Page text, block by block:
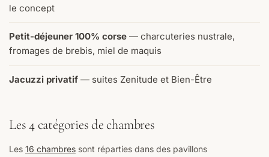
le concept
Petit-déjeuner 100% corse — charcuteries nustrale,
fromages de brebis, miel de maquis
Jacuzzi privatif — suites Zenitude et Bien-Être
Les 4 catégories de chambres
Les 16 chambres sont réparties dans des pavillons